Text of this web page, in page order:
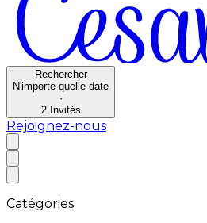
Rechercher
N'importe quelle date
·
2 Invités
Rejoignez-nous
Catégories